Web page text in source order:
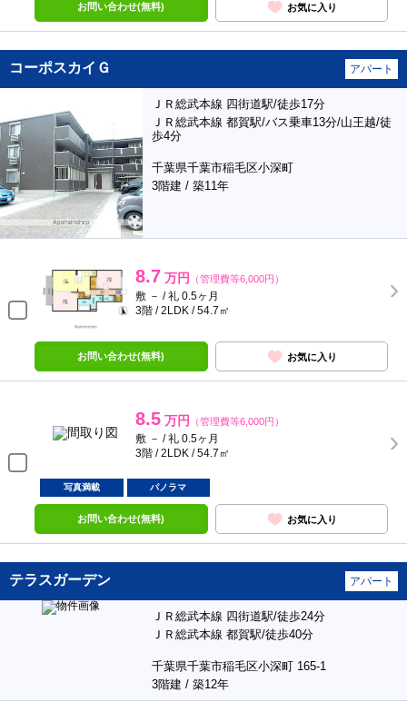
お問い合わせ(無料) お気に入り
コーポスカイＧ アパート
ＪＲ総武本線 四街道駅/徒歩17分
ＪＲ総武本線 都賀駅/バス乗車13分/山王越/徒
歩4分
千葉県千葉市稲毛区小深町
3階建 / 築11年
8.7 万円 （管理費等6,000円）
敷 － / 礼 0.5ヶ月
3階 / 2LDK / 54.7㎡
お問い合わせ(無料) お気に入り
8.5 万円 （管理費等6,000円）
敷 － / 礼 0.5ヶ月
3階 / 2LDK / 54.7㎡
写真満載 パノラマ
お問い合わせ(無料) お気に入り
テラスガーデン アパート
ＪＲ総武本線 四街道駅/徒歩24分
ＪＲ総武本線 都賀駅/徒歩40分
千葉県千葉市稲毛区小深町 165-1
3階建 / 築12年